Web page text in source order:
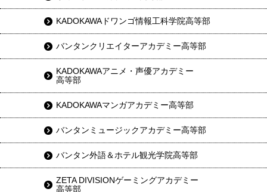
KADOKAWAドワンゴ情報工科学院高等部
バンタンクリエイターアカデミー高等部
KADOKAWAアニメ・声優アカデミー
高等部
KADOKAWAマンガアカデミー高等部
バンタンミュージックアカデミー高等部
バンタン外語＆ホテル観光学院高等部
ZETA DIVISIONゲーミングアカデミー
高等部